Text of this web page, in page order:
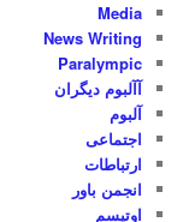
Media
News Writing
Paralympic
آآلبوم دیگران
آلبوم
اجتماعی
ارتباطات
انجمن باور
اوتیسم